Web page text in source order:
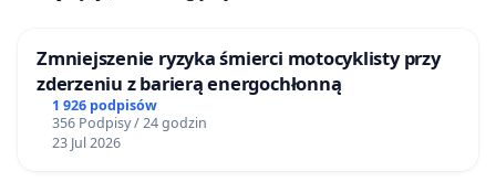
Zmniejszenie ryzyka śmierci motocyklisty przy
zderzeniu z barierą energochłonną
1 926 podpisów
356 Podpisy / 24 godzin
23 Jul 2026